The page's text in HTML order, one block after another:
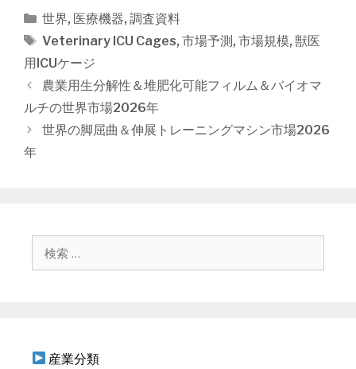
カ
テ
ゴ
ー
世界, 医療機器, 調査資料
タ
グ
Veterinary ICU Cages, 市場予測 , 市場規模, 獣医
用ICUケージ
投
稿
ゲ
ン
農業用生分解性＆堆肥化可能フィルム＆バイオマ
ルチの世界市場2026年
世界の脚屈曲＆伸展トレーニングマシン市場2026
年
産業分類